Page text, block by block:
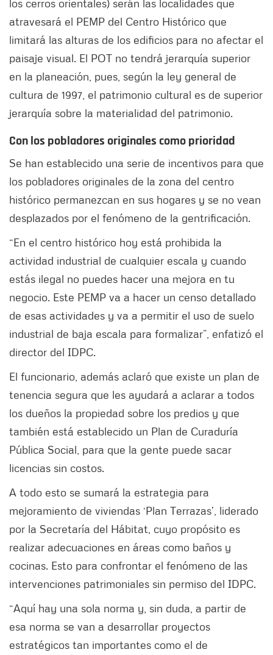
los cerros orientales) serán las localidades que
atravesará el PEMP del Centro Histórico que
limitará las alturas de los edificios para no afectar el
paisaje visual. El POT no tendrá jerarquía superior
en la planeación, pues, según la ley general de
cultura de 1997, el patrimonio cultural es de superior
jerarquía sobre la materialidad del patrimonio.
Con los pobladores originales como prioridad
Se han establecido una serie de incentivos para que
los pobladores originales de la zona del centro
histórico permanezcan en sus hogares y se no vean
desplazados por el fenómeno de la gentrificación.
“En el centro histórico hoy está prohibida la
actividad industrial de cualquier escala y cuando
estás ilegal no puedes hacer una mejora en tu
negocio. Este PEMP va a hacer un censo detallado
de esas actividades y va a permitir el uso de suelo
industrial de baja escala para formalizar”, enfatizó el
director del IDPC.
El funcionario, además aclaró que existe un plan de
tenencia segura que les ayudará a aclarar a todos
los dueños la propiedad sobre los predios y que
también está establecido un Plan de Curaduría
Pública Social, para que la gente puede sacar
licencias sin costos.
A todo esto se sumará la estrategia para
mejoramiento de viviendas ‘Plan Terrazas’, liderado
por la Secretaría del Hábitat, cuyo propósito es
realizar adecuaciones en áreas como baños y
cocinas. Esto para confrontar el fenómeno de las
intervenciones patrimoniales sin permiso del IDPC.
“Aquí hay una sola norma y, sin duda, a partir de
esa norma se van a desarrollar proyectos
estratégicos tan importantes como el de